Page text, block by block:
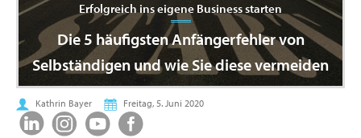
Erfolgreich ins eigene Business starten
Die 5 häufigsten Anfängerfehler von
Selbständigen und wie Sie diese vermeiden
Kathrin Bayer Freitag, 5. Juni 2020